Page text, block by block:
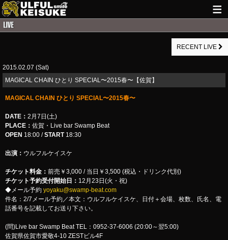
GUITAR WORKS
RECENT LIVE
2015.02.07 (Sat)
MAGICAL CHAIN ひとり SPECIAL〜2015春〜【佐賀】
MAGICAL CHAIN ひとり SPECIAL〜2015春〜
DATE： 2月7日(土)
PLACE： 佐賀・Live bar Swamp Beat
OPEN 18:00 /START18:30
出演： ウルフルケイスケ
チケット料金： 前売￥3,000 / 当日￥3,500 (税込・ドリンク代別)
チケット予約受付開始日： 12月23日(火・祝)
◆メール予約 yoyaku@swamp-beat.com
件名：2/7メール予約／本文：ウルフルケイスケ、日付＋会場、枚数、氏名、電
話番号を記載してお送り下さい。
(問)Live bar Swamp Beat TEL：0952-37-6006 (20:00～翌5:00)
佐賀県佐賀市愛敬4-10 ZESTビル4F